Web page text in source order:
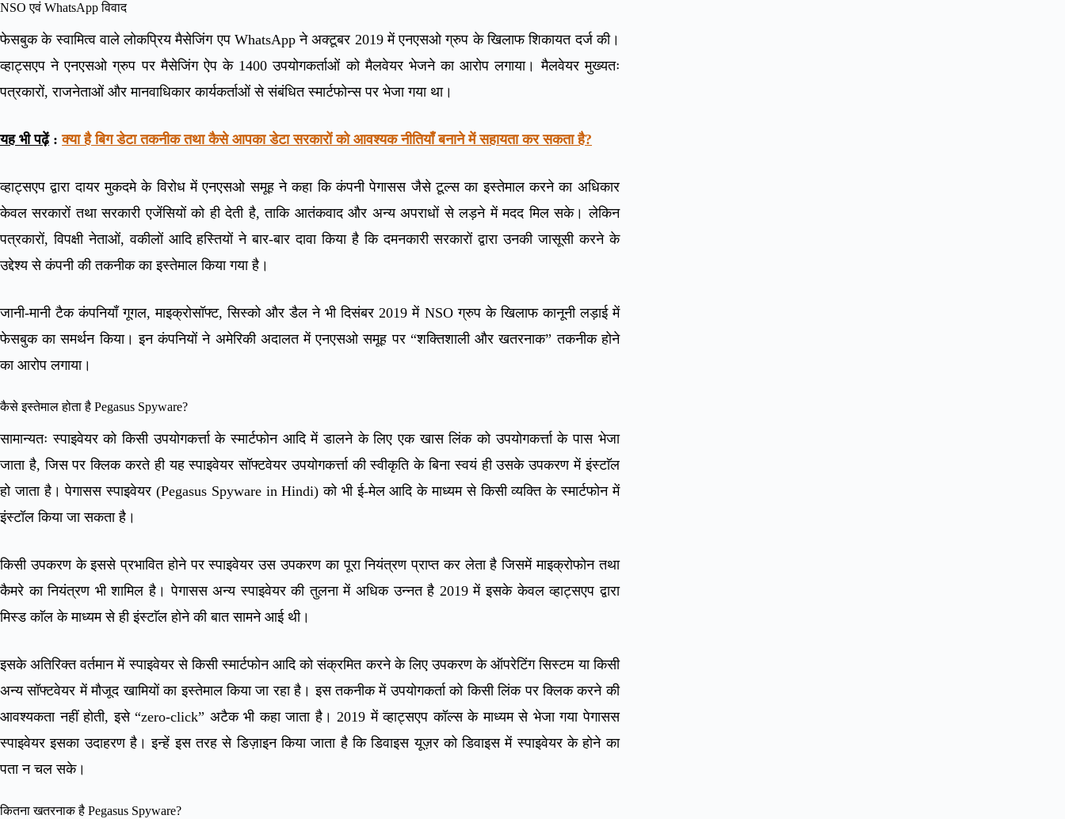
NSO एवं WhatsApp विवाद
फेसबुक के स्वामित्व वाले लोकप्रिय मैसेजिंग एप WhatsApp ने अक्टूबर 2019 में एनएसओ ग्रुप के खिलाफ शिकायत दर्ज की।
व्हाट्सएप ने एनएसओ ग्रुप पर मैसेजिंग ऐप के 1400 उपयोगकर्ताओं को मैलवेयर भेजने का आरोप लगाया। मैलवेयर मुख्यतः
पत्रकारों, राजनेताओं और मानवाधिकार कार्यकर्ताओं से संबंधित स्मार्टफोन्स पर भेजा गया था।
यह भी पढ़ें :क्या है बिग डेटा तकनीक तथा कैसे आपका डेटा सरकारों को आवश्यक नीतियाँ बनाने में सहायता कर सकता है?
व्हाट्सएप द्वारा दायर मुकदमे के विरोध में एनएसओ समूह ने कहा कि कंपनी पेगासस जैसे टूल्स का इस्तेमाल करने का अधिकार
केवल सरकारों तथा सरकारी एजेंसियों को ही देती है, ताकि आतंकवाद और अन्य अपराधों से लड़ने में मदद मिल सके। लेकिन
पत्रकारों, विपक्षी नेताओं, वकीलों आदि हस्तियों ने बार-बार दावा किया है कि दमनकारी सरकारों द्वारा उनकी जासूसी करने के
उद्देश्य से कंपनी की तकनीक का इस्तेमाल किया गया है।
जानी-मानी टैक कंपनियाँ गूगल, माइक्रोसॉफ्ट, सिस्को और डैल ने भी दिसंबर 2019 में NSO ग्रुप के खिलाफ कानूनी लड़ाई में
फेसबुक का समर्थन किया। इन कंपनियों ने अमेरिकी अदालत में एनएसओ समूह पर “शक्तिशाली और खतरनाक” तकनीक होने
का आरोप लगाया।
कैसे इस्तेमाल होता है Pegasus Spyware?
सामान्यतः स्पाइवेयर को किसी उपयोगकर्त्ता के स्मार्टफोन आदि में डालने के लिए एक खास लिंक को उपयोगकर्त्ता के पास भेजा
जाता है, जिस पर क्लिक करते ही यह स्पाइवेयर सॉफ्टवेयर उपयोगकर्त्ता की स्वीकृति के बिना स्वयं ही उसके उपकरण में इंस्टाॅल
हो जाता है। पेगासस स्पाइवेयर (Pegasus Spyware in Hindi) को भी ई-मेल आदि के माध्यम से किसी व्यक्ति के स्मार्टफोन में
इंस्टॉल किया जा सकता है।
किसी उपकरण के इससे प्रभावित होने पर स्पाइवेयर उस उपकरण का पूरा नियंत्रण प्राप्त कर लेता है जिसमें माइक्रोफोन तथा
कैमरे का नियंत्रण भी शामिल है। पेगासस अन्य स्पाइवेयर की तुलना में अधिक उन्नत है 2019 में इसके केवल व्हाट्सएप द्वारा
मिस्ड काॅल के माध्यम से ही इंस्टाॅल होने की बात सामने आई थी।
इसके अतिरिक्त वर्तमान में स्पाइवेयर से किसी स्मार्टफोन आदि को संक्रमित करने के लिए उपकरण के ऑपरेटिंग सिस्टम या किसी
अन्य सॉफ्टवेयर में मौजूद खामियों का इस्तेमाल किया जा रहा है। इस तकनीक में उपयोगकर्ता को किसी लिंक पर क्लिक करने की
आवश्यकता नहीं होती, इसे “zero-click” अटैक भी कहा जाता है। 2019 में व्हाट्सएप कॉल्स के माध्यम से भेजा गया पेगासस
स्पाइवेयर इसका उदाहरण है। इन्हें इस तरह से डिज़ाइन किया जाता है कि डिवाइस यूज़र को डिवाइस में स्पाइवेयर के होने का
पता न चल सके।
कितना खतरनाक है Pegasus Spyware?